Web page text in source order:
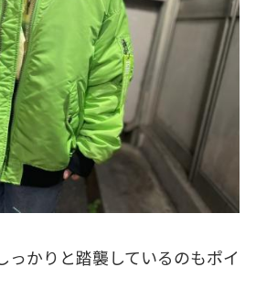
っかりと踏襲しているのもポイ